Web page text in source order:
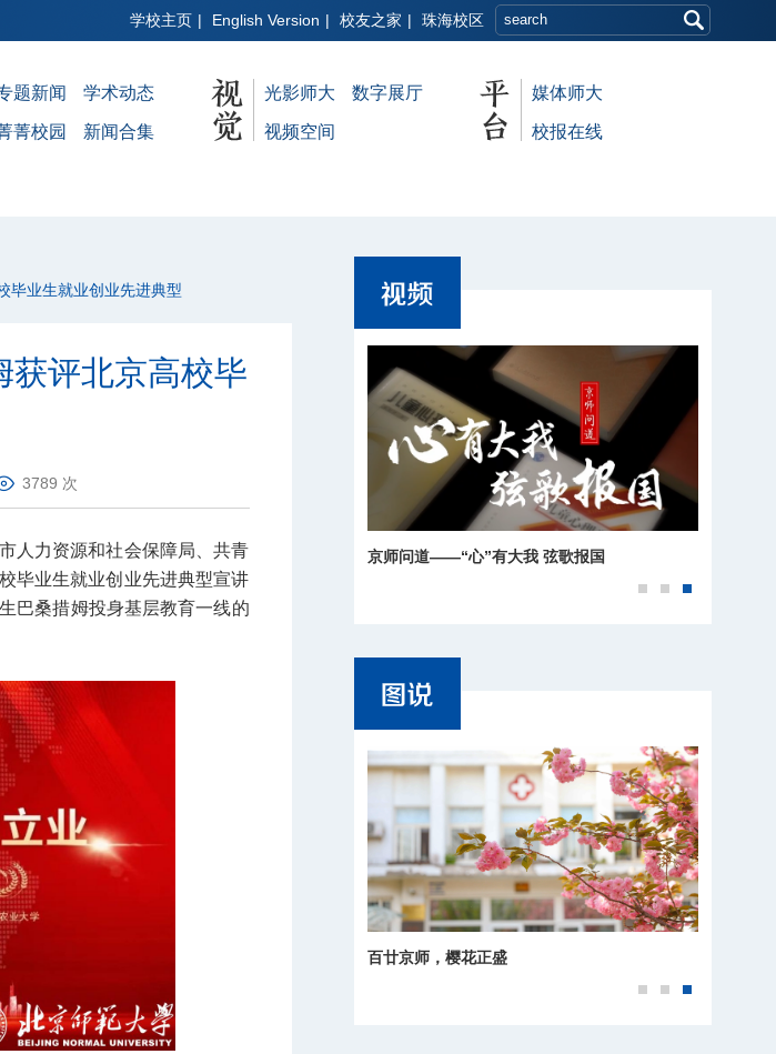
学校主页 | English Version | 校友之家 | 珠海校区
题新闻 学术动态
菁校园 新闻合集
光影师大 数字展厅
视频空间
媒体师大
校报在线
毕业生就业创业先进典型
获评北京高校毕
3789 次
人力资源和社会保障局、共青
毕业生就业创业先进典型宣讲
巴桑措姆投身基层教育一线的
京师问道——“心”有大我 弦歌报国
百廿京师，樱花正盛